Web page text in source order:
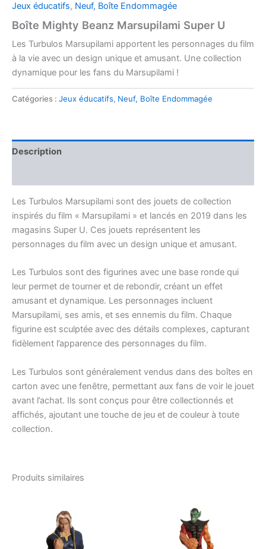
Jeux éducatifs, Neuf, Boîte Endommagée
Boîte Mighty Beanz Marsupilami Super U
Les Turbulos Marsupilami apportent les personnages du film
à la vie avec un design unique et amusant. Une collection
dynamique pour les fans du Marsupilami !
Catégories : Jeux éducatifs, Neuf, Boîte Endommagée
Description
Les Turbulos Marsupilami sont des jouets de collection
inspirés du film « Marsupilami » et lancés en 2019 dans les
magasins Super U. Ces jouets représentent les
personnages du film avec un design unique et amusant.
Les Turbulos sont des figurines avec une base ronde qui
leur permet de tourner et de rebondir, créant un effet
amusant et dynamique. Les personnages incluent
Marsupilami, ses amis, et ses ennemis du film. Chaque
figurine est sculptée avec des détails complexes, capturant
fidèlement l’apparence des personnages du film.
Les Turbulos sont généralement vendus dans des boîtes en
carton avec une fenêtre, permettant aux fans de voir le jouet
avant l’achat. Ils sont conçus pour être collectionnés et
affichés, ajoutant une touche de jeu et de couleur à toute
collection.
Produits similaires